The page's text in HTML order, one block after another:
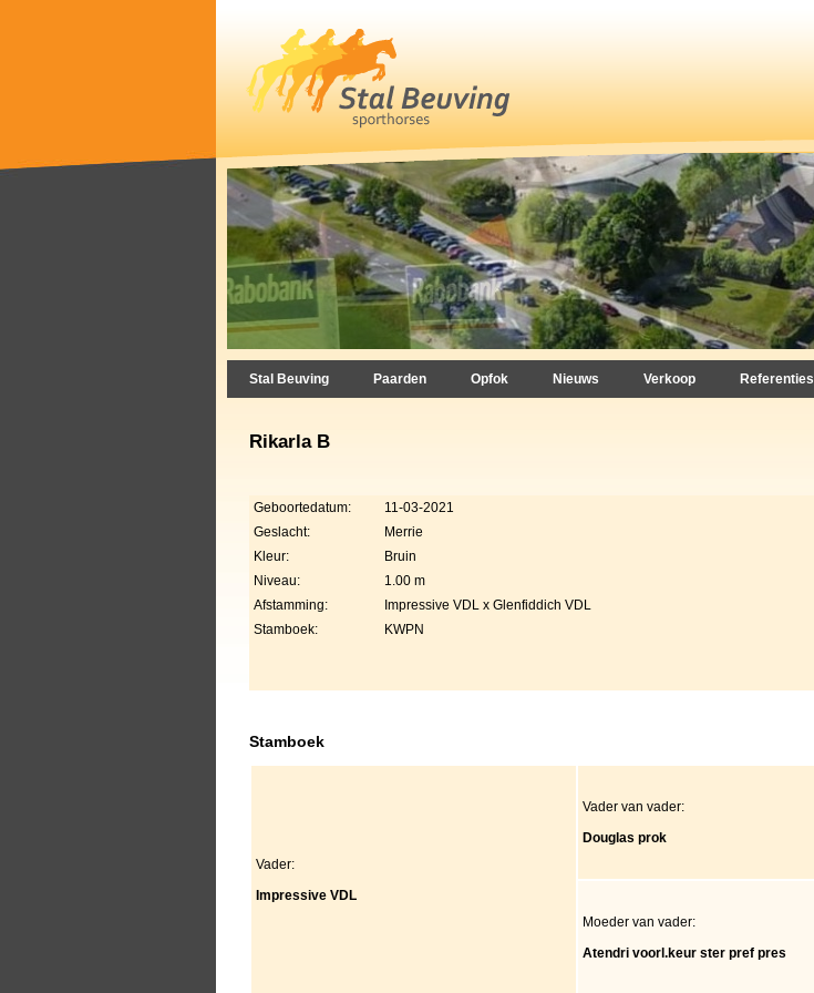
Stal Beuving Paarden Opfok Nieuws Verkoop Referenties
Rikarla B
Geboortedatum:
11-03-2021
Geslacht:
Merrie
Kleur:
Bruin
Niveau:
1.00 m
Afstamming:
Impressive VDL x Glenfiddich VDL
Stamboek:
KWPN
Stamboek
Vader:
Impressive VDL
Vader van vader:
Douglas prok
Moeder van vader:
Atendri voorl.keur ster pref pres